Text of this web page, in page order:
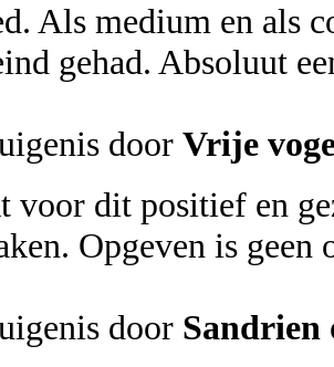
Als medium en als
gehad. Absoluut
door Vrije
voor dit positief en
Opgeven is geen
door Sandrien